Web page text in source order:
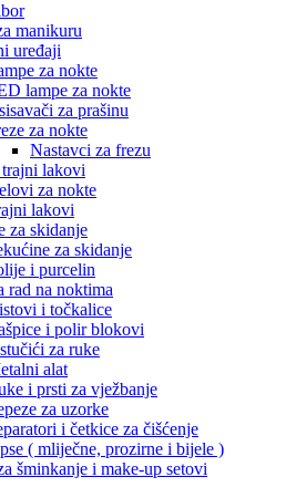
manikuru
uređaji
za nokte
lampe za nokte
za prašinu
za nokte
Nastavci za frezu
lakovi
za nokte
lakovi
za skidanje
za skidanje
i purcelin
rad na noktima
i točkalice
i polir blokovi
za ruke
alat
i prsti za vježbanje
za uzorke
i četkice za čišćenje
( mliječne, prozirne i bijele )
šminkanje i make-up setovi